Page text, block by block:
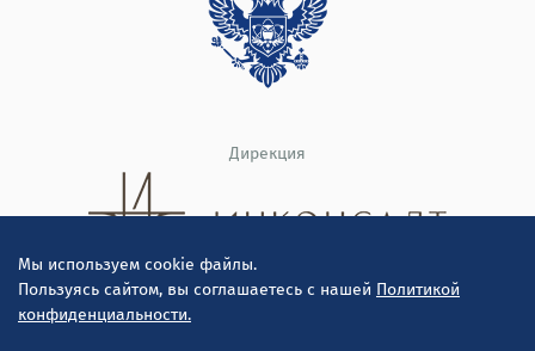
Мы используем cookie файлы.
Пользуясь сайтом, вы соглашаетесь с нашей Политикой
конфиденциальности.
Дирекция